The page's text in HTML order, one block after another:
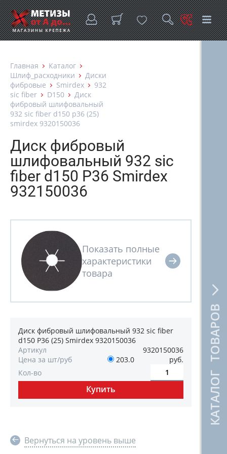
КАТАЛОГ ТОВАРОВ
Главная
Каталог
Шлиф_расходники
Диски
фибровые
Smirdex
932
sic fiber
D150
Диск
фибровый шлифовальный
932 sic fiber d150 p36 (25)
smirdex 9320150036
Диск фибровый
шлифовальный 932 sic
fiber d150 P36 Smirdex
932150036
Диск фибровый шлифовальный 932 sic fiber
d150 P36 (25) Smirdex 9320150036
Артикул
9320150036
Цена за шт/руб
203.0
руб.
Кол-во
Вернуться на уровень выше